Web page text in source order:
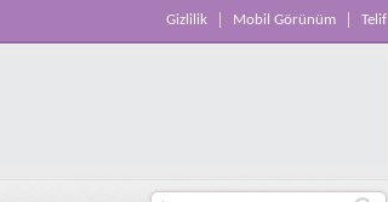
Gizlilik Mobil Görünüm Telif